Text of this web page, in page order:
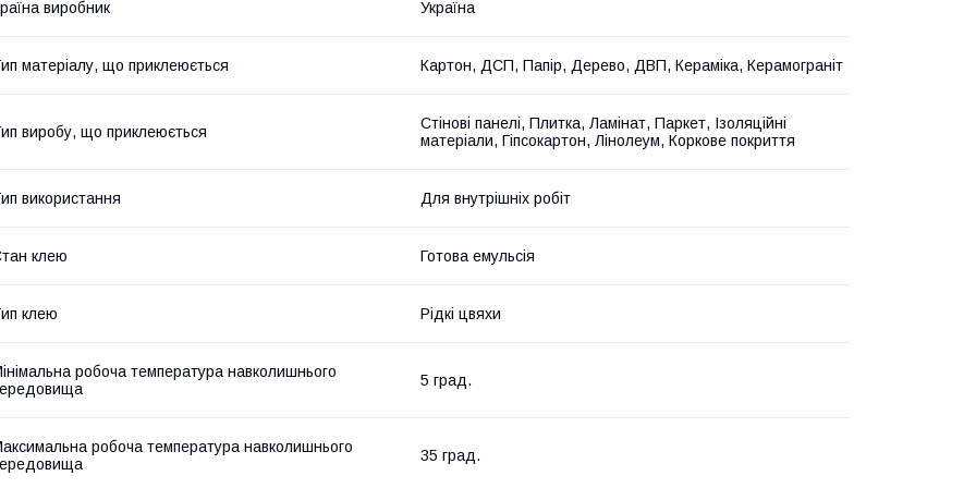
виробник Україна
матеріалу, що приклеюється Картон, ДСП, Папір, Дерево, ДВП, Кераміка, Керамограніт
виробу, що приклеюється
Стінові панелі, Плитка, Ламінат, Паркет, Ізоляційні
матеріали, Гіпсокартон, Лінолеум, Коркове покриття
використання Для внутрішніх робіт
клею Готова емульсія
клею Рідкі цвяхи
робоча температура навколишнього
5 град.
робоча температура навколишнього
35 град.